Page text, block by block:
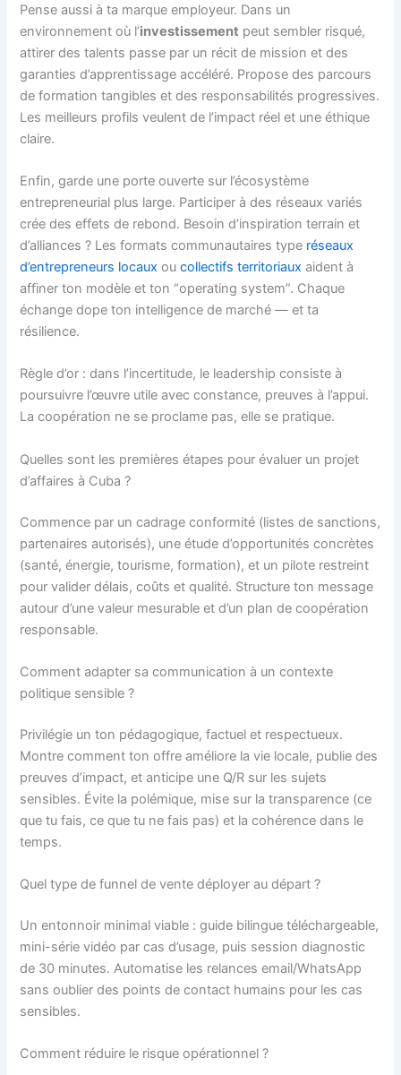
Pense aussi à ta marque employeur. Dans un
environnement où l’investissement peut sembler risqué,
attirer des talents passe par un récit de mission et des
garanties d’apprentissage accéléré. Propose des parcours
de formation tangibles et des responsabilités progressives.
Les meilleurs profils veulent de l’impact réel et une éthique
claire.
Enfin, garde une porte ouverte sur l’écosystème
entrepreneurial plus large. Participer à des réseaux variés
crée des effets de rebond. Besoin d’inspiration terrain et
d’alliances ? Les formats communautaires type réseaux
d’entrepreneurs locaux oucollectifs territoriaux aident à
affiner ton modèle et ton “operating system”. Chaque
échange dope ton intelligence de marché — et ta
résilience.
Règle d’or : dans l’incertitude, le leadership consiste à
poursuivre l’œuvre utile avec constance, preuves à l’appui.
La coopération ne se proclame pas, elle se pratique.
Quelles sont les premières étapes pour évaluer un projet
d’affaires à Cuba ?
Commence par un cadrage conformité (listes de sanctions,
partenaires autorisés), une étude d’opportunités concrètes
(santé, énergie, tourisme, formation), et un pilote restreint
pour valider délais, coûts et qualité. Structure ton message
autour d’une valeur mesurable et d’un plan de coopération
responsable.
Comment adapter sa communication à un contexte
politique sensible ?
Privilégie un ton pédagogique, factuel et respectueux.
Montre comment ton offre améliore la vie locale, publie des
preuves d’impact, et anticipe une Q/R sur les sujets
sensibles. Évite la polémique, mise sur la transparence (ce
que tu fais, ce que tu ne fais pas) et la cohérence dans le
temps.
Quel type de funnel de vente déployer au départ ?
Un entonnoir minimal viable : guide bilingue téléchargeable,
mini-série vidéo par cas d’usage, puis session diagnostic
de 30 minutes. Automatise les relances email/WhatsApp
sans oublier des points de contact humains pour les cas
sensibles.
Comment réduire le risque opérationnel ?